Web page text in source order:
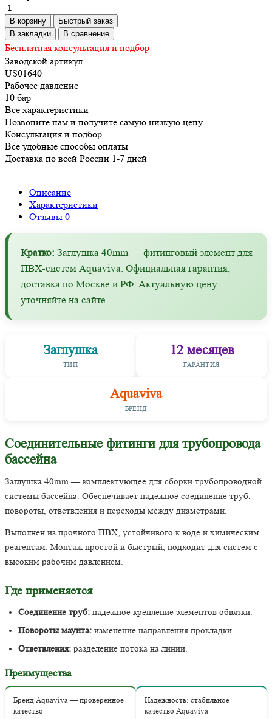
В корзину
Быстрый заказ
В закладки
В сравнение
Бесплатная консультация и подбор
Заводской артикул
US01640
Рабочее давление
10 бар
Все характеристики
Позвоните нам и получите самую низкую цену
Консультация и подбор
Все удобные способы оплаты
Доставка по всей России 1-7 дней
Описание
Характеристики
Отзывы 0
Кратко: Заглушка 40mm — фитинговый элемент для
ПВХ-систем Aquaviva. Официальная гарантия,
доставка по Москве и РФ. Актуальную цену
уточняйте на сайте.
Заглушка
ТИП
12 месяцев
ГАРАНТИЯ
Aquaviva
БРЕНД
Соединительные фитинги для трубопровода
бассейна
Заглушка 40mm — комплектующее для сборки трубопроводной
системы бассейна. Обеспечивает надёжное соединение труб,
повороты, ответвления и переходы между диаметрами.
Выполнен из прочного ПВХ, устойчивого к воде и химическим
реагентам. Монтаж простой и быстрый, подходит для систем с
высоким рабочим давлением.
Где применяется
Соединение труб: надёжное крепление элементов обвязки.
Повороты маунта: изменение направления прокладки.
Ответвления: разделение потока на линии.
Преимущества
Бренд Aquaviva — проверенное
качество
Надёжность: стабильное
качество Aquaviva